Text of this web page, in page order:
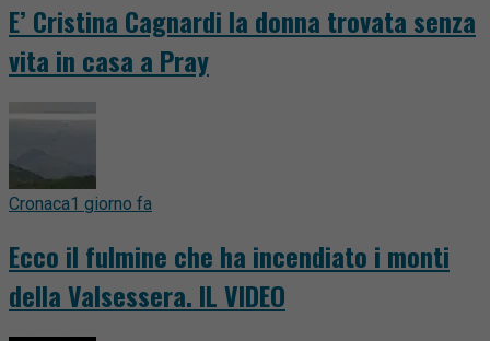
E’ Cristina Cagnardi la donna trovata senza
vita in casa a Pray
Cronaca1 giorno fa
Ecco il fulmine che ha incendiato i monti
della Valsessera. IL VIDEO